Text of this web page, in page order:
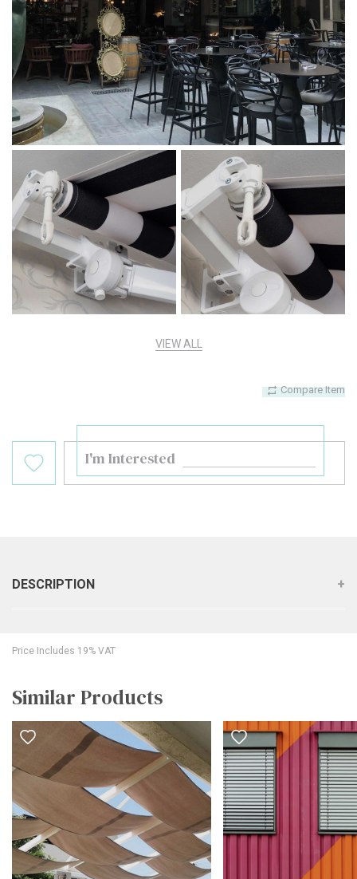
VIEW ALL
Compare Item
I'm Interested
DESCRIPTION
Price Includes 19% VAT
Similar Products
Message
I agree with the
Send Message